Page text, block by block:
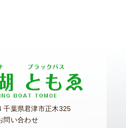
千葉県君津市正木325
問い合わせ